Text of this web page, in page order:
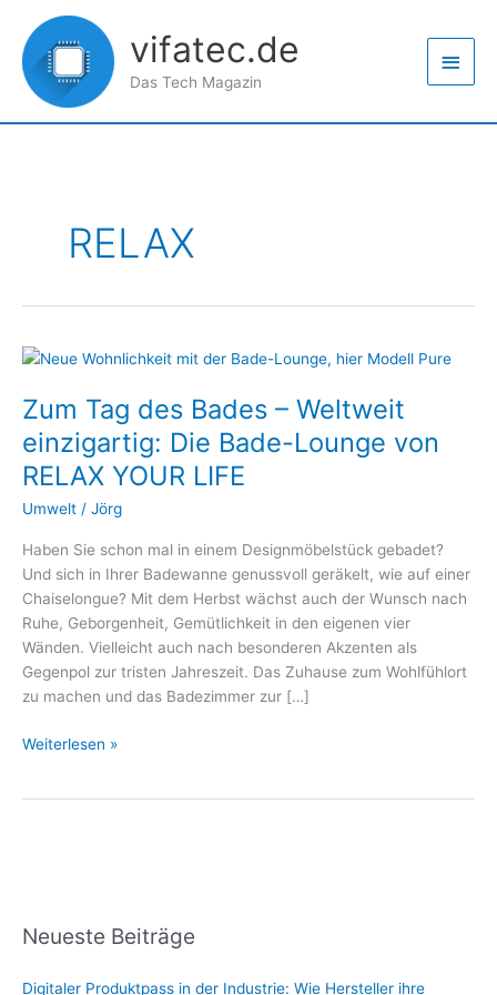
Inhalt
springen
vifatec.de
Das Tech Magazin
RELAX
Zum Tag des Bades – Weltweit
einzigartig: Die Bade-Lounge von
RELAX YOUR LIFE
Umwelt / Jörg
Haben Sie schon mal in einem Designmöbelstück gebadet?
Und sich in Ihrer Badewanne genussvoll geräkelt, wie auf einer
Chaiselongue? Mit dem Herbst wächst auch der Wunsch nach
Ruhe, Geborgenheit, Gemütlichkeit in den eigenen vier
Wänden. Vielleicht auch nach besonderen Akzenten als
Gegenpol zur tristen Jahreszeit. Das Zuhause zum Wohlfühlort
zu machen und das Badezimmer zur […]
Zum
des
Bades
–
Weltweit
einzigartig:
Bade-
Lounge
von
RELAX
YOUR
LIFE
Weiterlesen »
Neueste Beiträge
Digitaler Produktpass in der Industrie: Wie Hersteller ihre